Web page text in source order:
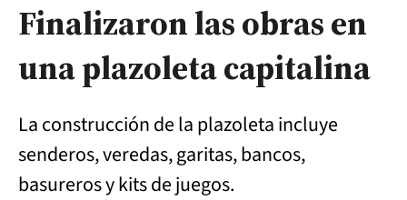
Finalizaron las obras en
una plazoleta capitalina
La construcción de la plazoleta incluye
senderos, veredas, garitas, bancos,
basureros y kits de juegos.